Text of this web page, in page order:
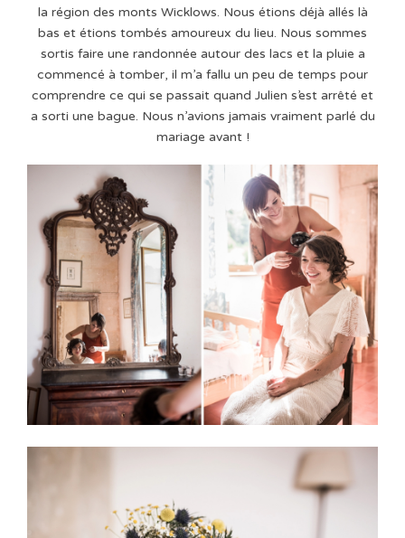
la région des monts Wicklows. Nous étions déjà allés là
bas et étions tombés amoureux du lieu. Nous sommes
sortis faire une randonnée autour des lacs et la pluie a
commencé à tomber, il m’a fallu un peu de temps pour
comprendre ce qui se passait quand Julien s’est arrêté et
a sorti une bague. Nous n’avions jamais vraiment parlé du
mariage avant !